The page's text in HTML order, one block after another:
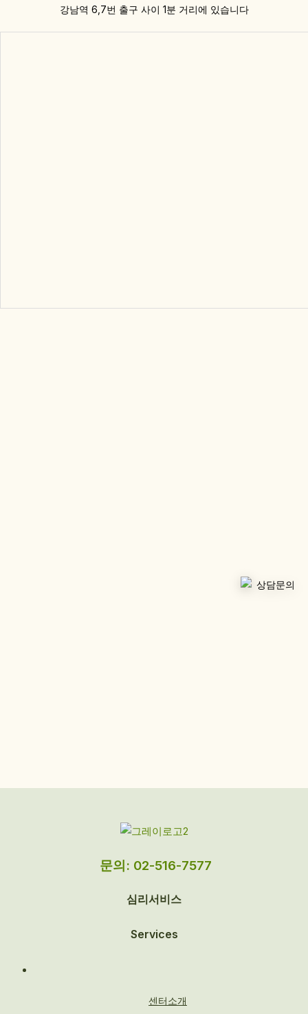
강남역 6,7번 출구 사이 1분 거리에 있습니다
문의: 02-516-7577
심리서비스
Services
센터소개